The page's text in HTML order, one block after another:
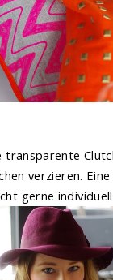
transparente
verzieren.
gerne